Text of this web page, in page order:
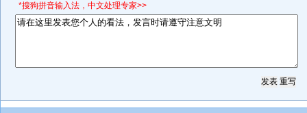
*搜狗拼音输入法，中文处理专家>>